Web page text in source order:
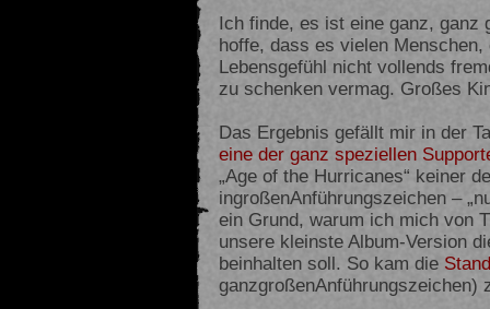
Ich finde, es ist eine ganz, ganz
hoffe, dass es vielen
Lebensgefühl nicht vollends
zu schenken vermag. Großes
Das Ergebnis gefällt mir in der
eine der ganz speziellen
„Age of the Hurricanes“ keiner
ingroßenAnführungszeichen –
ein Grund, warum ich mich von
unsere kleinste Album-Version
beinhalten soll. So kam die
ganzgroßenAnführungszeichen)